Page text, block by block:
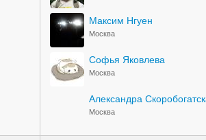
Максим Нгуен
Москва
Софья Яковлева
Москва
Александра
Москва